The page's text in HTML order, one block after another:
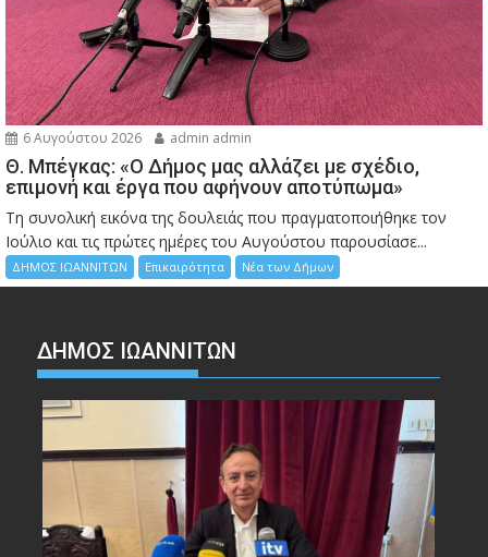
6 Αυγούστου 2026 admin admin
Θ. Μπέγκας: «Ο Δήμος μας αλλάζει με σχέδιο,
επιμονή και έργα που αφήνουν αποτύπωμα»
Τη συνολική εικόνα της δουλειάς που πραγματοποιήθηκε τον
Ιούλιο και τις πρώτες ημέρες του Αυγούστου παρουσίασε...
ΔΗΜΟΣ ΙΩΑΝΝΙΤΩΝ Επικαιρότητα Νέα των Δήμων
ΔΗΜΟΣ ΙΩΑΝΝΙΤΩΝ